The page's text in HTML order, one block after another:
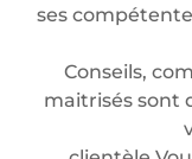
ses
Conseils,
maitrisés sont